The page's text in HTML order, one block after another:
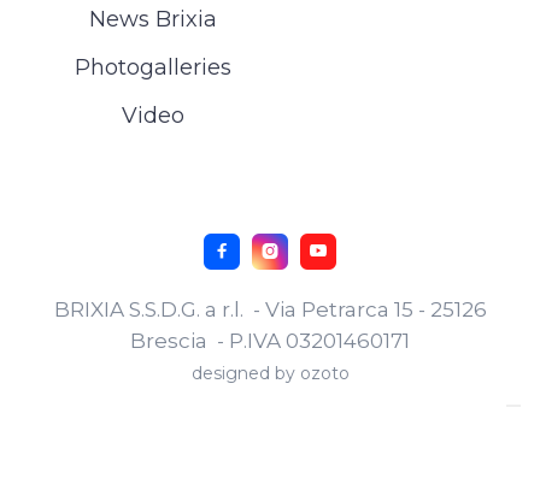
News Brixia
Photogalleries
Video
BRIXIA S.S.D.G. a r.l. - Via Petrarca 15 - 25126
Brescia - P.IVA 03201460171
designed by ozoto
  